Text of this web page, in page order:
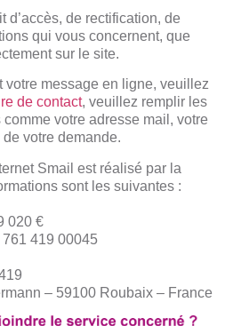
d’accès, de rectification, de
qui vous concernent, que
sur le site.
votre message en ligne, veuillez
de contact, veuillez remplir les
votre adresse mail, votre
votre demande.
Smail est réalisé par la
sont les suivantes :
020 €
419 00045
– 59100 Roubaix – France